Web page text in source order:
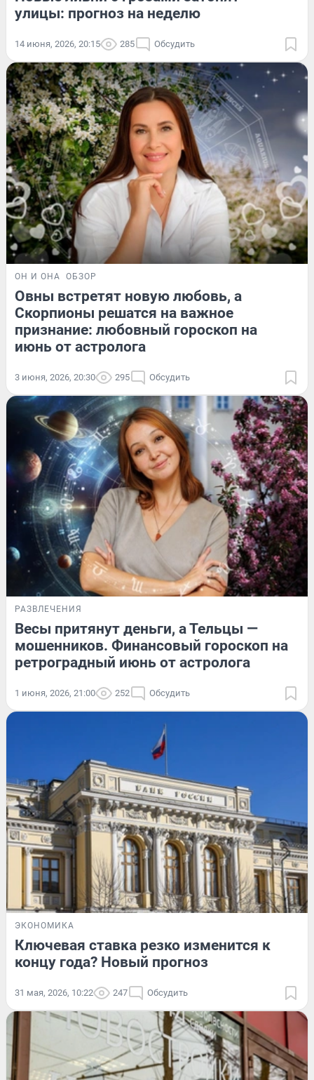
улицы: прогноз на неделю
14 июня, 2026, 20:15 285 Обсудить
ОН И ОНА ОБЗОР
Овны встретят новую любовь, а
Скорпионы решатся на важное
признание: любовный гороскоп на
июнь от астролога
3 июня, 2026, 20:30 295 Обсудить
РАЗВЛЕЧЕНИЯ
Весы притянут деньги, а Тельцы —
мошенников. Финансовый гороскоп на
ретроградный июнь от астролога
1 июня, 2026, 21:00 252 Обсудить
ЭКОНОМИКА
Ключевая ставка резко изменится к
концу года? Новый прогноз
31 мая, 2026, 10:22 247 Обсудить